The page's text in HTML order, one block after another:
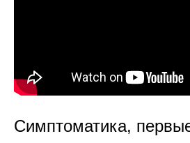
Симптоматика,